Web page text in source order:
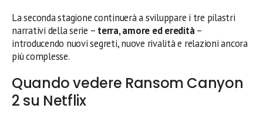
La seconda stagione continuerà a sviluppare i tre pilastri
narrativi della serie – terra, amore ed eredità–
introducendo nuovi segreti, nuove rivalità e relazioni ancora
più complesse.
Quando vedere Ransom Canyon
2 su Netflix